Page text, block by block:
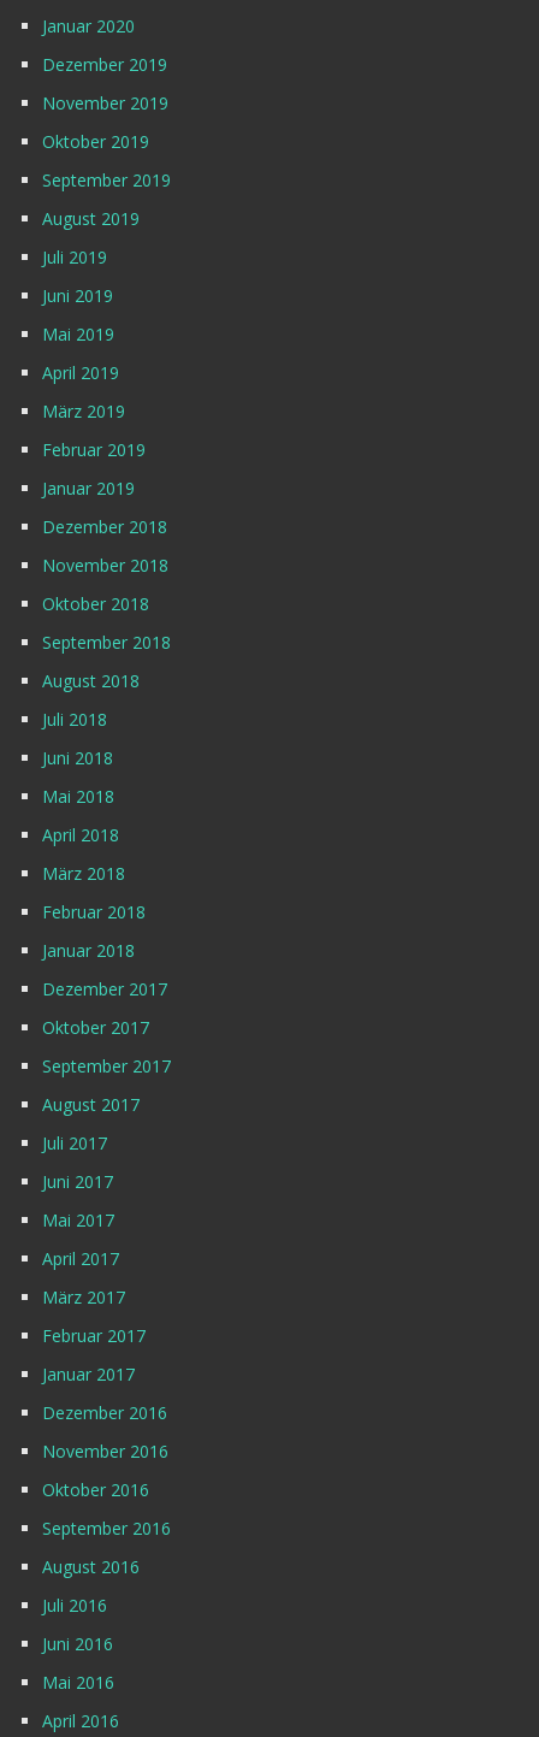
Januar 2020
Dezember 2019
November 2019
Oktober 2019
September 2019
August 2019
Juli 2019
Juni 2019
Mai 2019
April 2019
März 2019
Februar 2019
Januar 2019
Dezember 2018
November 2018
Oktober 2018
September 2018
August 2018
Juli 2018
Juni 2018
Mai 2018
April 2018
März 2018
Februar 2018
Januar 2018
Dezember 2017
Oktober 2017
September 2017
August 2017
Juli 2017
Juni 2017
Mai 2017
April 2017
März 2017
Februar 2017
Januar 2017
Dezember 2016
November 2016
Oktober 2016
September 2016
August 2016
Juli 2016
Juni 2016
Mai 2016
April 2016